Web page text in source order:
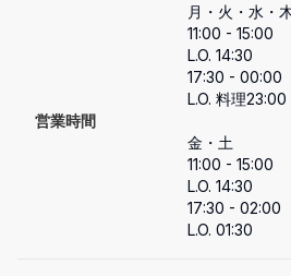
営業時間
月・火・水・
11:00 - 15:00
L.O. 14:30
17:30 - 00:00
L.O. 料理
金・土
11:00 - 15:00
L.O. 14:30
17:30 - 02:00
L.O. 01:30